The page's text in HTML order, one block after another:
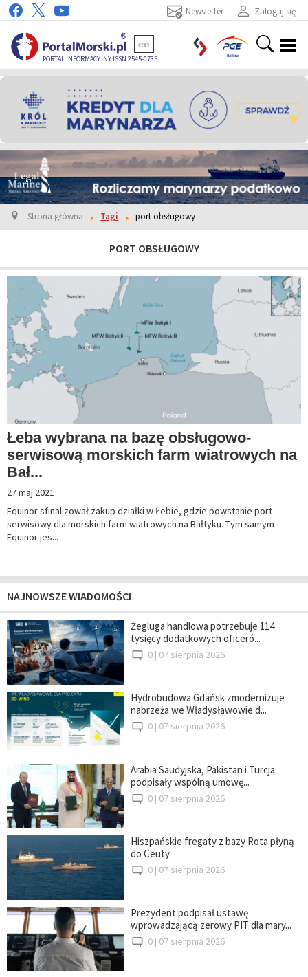
Zaloguj się
Newsletter
PORTAL INFORMACYJNY ISSN 2545-0735
en
Strona główna Tagi port obsługowy
PORT OBSŁUGOWY
Łeba wybrana na bazę obsługowo-
serwisową morskich farm wiatrowych na
Bał...
27 maj 2021
Equinor sfinalizował zakup działki w Łebie, gdzie powstanie port
serwisowy dla morskich farm wiatrowych na Bałtyku. Tym samym
Equinor jes...
NAJNOWSZE WIADOMOŚCI
Żegluga handlowa potrzebuje 114
tysięcy dodatkowych oficeró...
0 | 07 sierpnia 2026
Hydrobudowa Gdańsk zmodernizuje
nabrzeża we Władysławowie d...
0 | 07 sierpnia 2026
Arabia Saudyjska, Pakistan i Turcja
podpisały wspólną umowę...
0 | 07 sierpnia 2026
Hiszpańskie fregaty z bazy Rota płyną
do Ceuty
0 | 07 sierpnia 2026
Prezydent podpisał ustawę
wprowadzającą zerowy PIT dla mary...
0 | 07 sierpnia 2026